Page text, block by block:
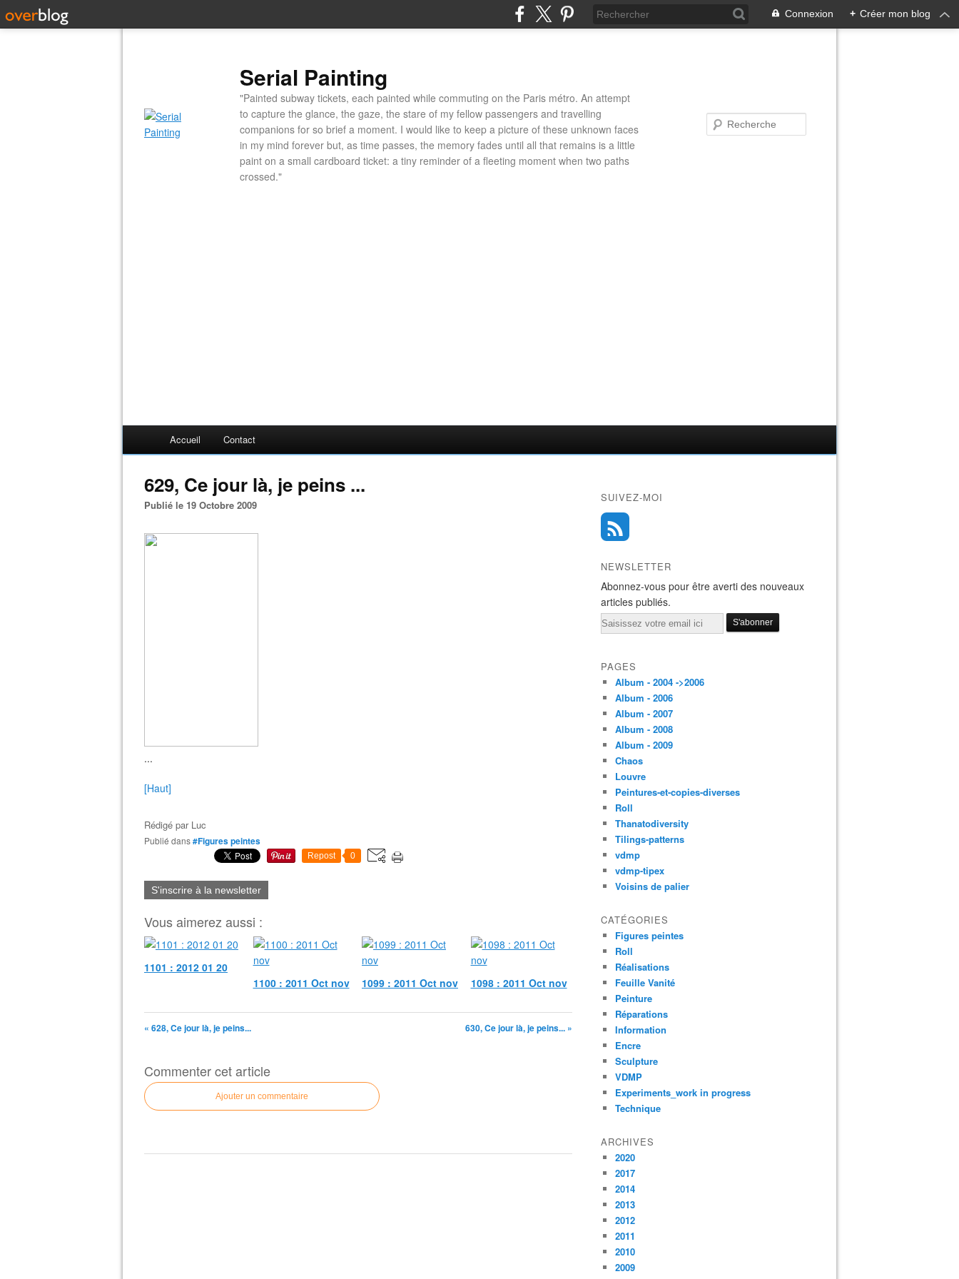
Connexion + Créer mon blog
Serial Painting
"Painted subway tickets, each painted while commuting on the Paris métro. An attempt
to capture the glance, the gaze, the stare of my fellow passengers and travelling
companions for so brief a moment. I would like to keep a picture of these unknown faces
in my mind forever but, as time passes, the memory fades until all that remains is a little
paint on a small cardboard ticket: a tiny reminder of a fleeting moment when two paths
crossed."
Accueil Contact
629, Ce jour là, je peins ...
Publié le 19 Octobre 2009
...
[Haut]
Rédigé par Luc
Publié dans#Figures peintes
Repost 0
S'inscrire à la newsletter
Vous aimerez aussi :
1101 : 2012 01 20
1100 : 2011 Oct nov
1099 : 2011 Oct nov 1098 : 2011 Oct nov
« 628, Ce jour là, je peins... 630, Ce jour là, je peins... »
Commenter cet article
Ajouter un commentaire
SUIVEZ-MOI
NEWSLETTER
Abonnez-vous pour être averti des nouveaux
articles publiés.
Email
PAGES
Album - 2004 ->2006
Album - 2006
Album - 2007
Album - 2008
Album - 2009
Chaos
Louvre
Peintures-et-copies-diverses
Roll
Thanatodiversity
Tilings-patterns
vdmp
vdmp-tipex
Voisins de palier
CATÉGORIES
Figures peintes
Roll
Réalisations
Feuille Vanité
Peinture
Réparations
Information
Encre
Sculpture
VDMP
Experiments_work in progress
Technique
ARCHIVES
2020
2017
2014
2013
2012
2011
2010
2009